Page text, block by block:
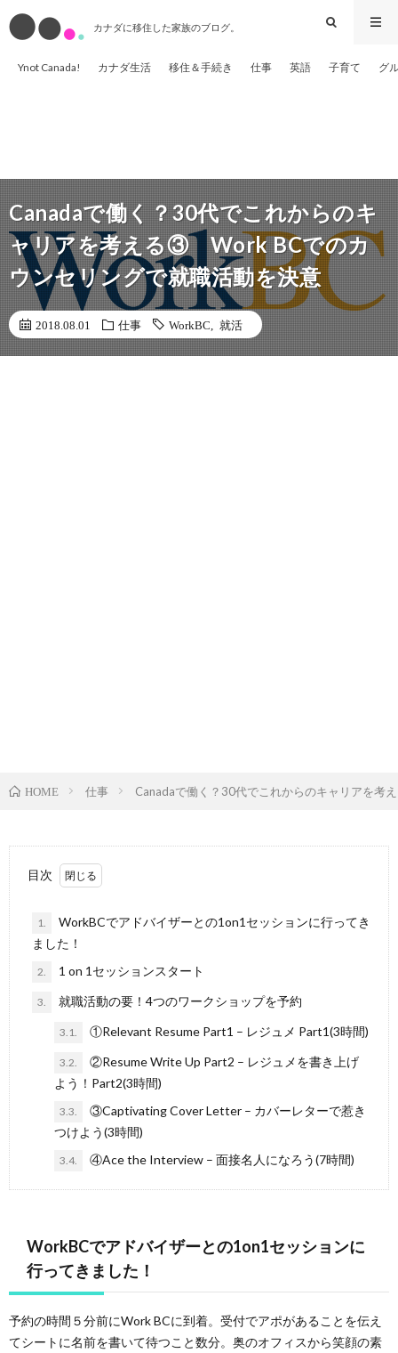
カナダに移住した家族のブログ。
Ynot Canada! カナダ生活 移住＆手続き 仕事 英語 子育て グ
Canadaで働く？30代でこれからのキ
ャリアを考える③ Work BCでのカ
ウンセリングで就職活動を決意
2018.08.01 仕事 WorkBC 就活
HOME 仕事 Canadaで働く？30代でこれからのキャリアを
目次
1.
WorkBCでアドバイザーとの1on1セッションに行ってき
ました！
2. 1 on 1セッションスタート
3. 就職活動の要！4つのワークショップを予約
3.1. ①Relevant Resume Part1 – レジュメ Part1(3時間)
3.2.
②Resume Write Up Part2 – レジュメを書き上げ
よう！Part2(3時間)
3.3.
③Captivating Cover Letter – カバーレターで惹き
つけよう(3時間)
3.4. ④Ace the Interview – 面接名人になろう(7時間)
WorkBCでアドバイザーとの1on1セッションに
行ってきました！
予約の時間５分前にWork BCに到着。受付でアポがあることを伝え
てシートに名前を書いて待つこと数分。奥のオフィスから笑顔の素